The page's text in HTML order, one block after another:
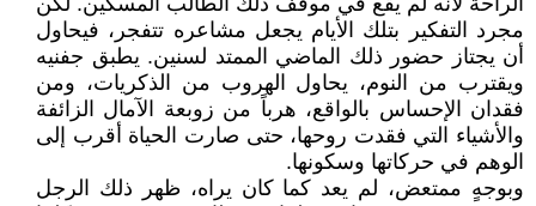
مجرد التفكير بتلك الأيام يجعل مشاعره تتفجر، فيحاول
أن يجتاز حضور ذلك الماضي الممتد لسنين. يطبق جفنيه
ويقترب من النوم، يحاول الهروب من الذكريات، ومن
فقدان الإحساس بالواقع، هرباً من زوبعة الآمال الزائفة
والأشياء التي فقدت روحها، حتى صارت الحياة أقرب إلى
الوهم في حركاتها وسكونها.
وبوجهٍ ممتعض، لم يعد كما كان يراه، ظهر ذلك الرجل